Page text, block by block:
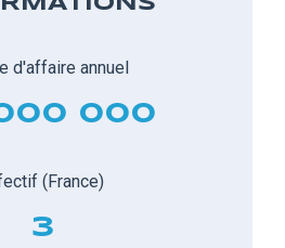
d'affaire annuel
000
(France)
3